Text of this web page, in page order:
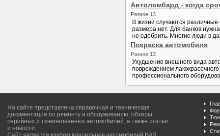
Автоломбард - когда
Разное 13
В жизни случаются различные
размера нет. Для банков
не одобрить. Многие люди в
Покраска автомобиля
Разное 13
Ухудшение внешнего вида
повреждением
профессионального
На сайте представлена справочная и техническая
документация по ремонту и обслуживанию, обзоры
серийных и тюнингованных автомобилей, а также статьи
и новости.